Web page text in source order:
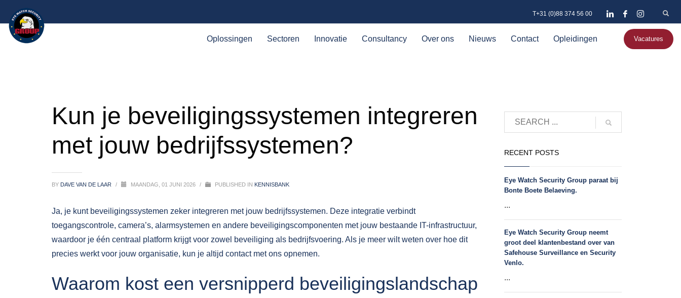
T+31 (0)88 374 56 00
Oplossingen Sectoren Innovatie Consultancy Over ons Nieuws Contact Opleidingen Vacatures
Kun je beveiligingssystemen integreren
met jouw bedrijfssystemen?
BY DAVE VAN DE LAAR / MAANDAG, 01 JUNI 2026 / PUBLISHED IN KENNISBANK
Ja, je kunt beveiligingssystemen zeker integreren met jouw bedrijfssystemen. Deze integratie verbindt
toegangscontrole, camera’s, alarmsystemen en andere beveiligingscomponenten met jouw bestaande IT-infrastructuur,
waardoor je één centraal platform krijgt voor zowel beveiliging als bedrijfsvoering. Als je meer wilt weten over hoe dit
precies werkt voor jouw organisatie, kun je altijd contactmet ons opnemen.
Waarom kost een versnipperd beveiligingslandschap
RECENT POSTS
Eye Watch Security Group paraat bij
Bonte Boete Belaeving.
...
Eye Watch Security Group neemt
groot deel klantenbestand over van
Safehouse Surveillance en Security
Venlo.
...